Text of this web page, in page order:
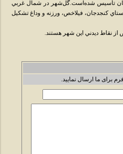
تأسيس شده‌است.گل‌شهر در شمال غربي
9966 نفر در سال 1381 از تجميع چهار روستاي کنجدجان، فيلاخص، ورزنه و وداغ تشکيل
از نقاط ديدني اين شهر هستند.
برای ما ارسال نمایید.